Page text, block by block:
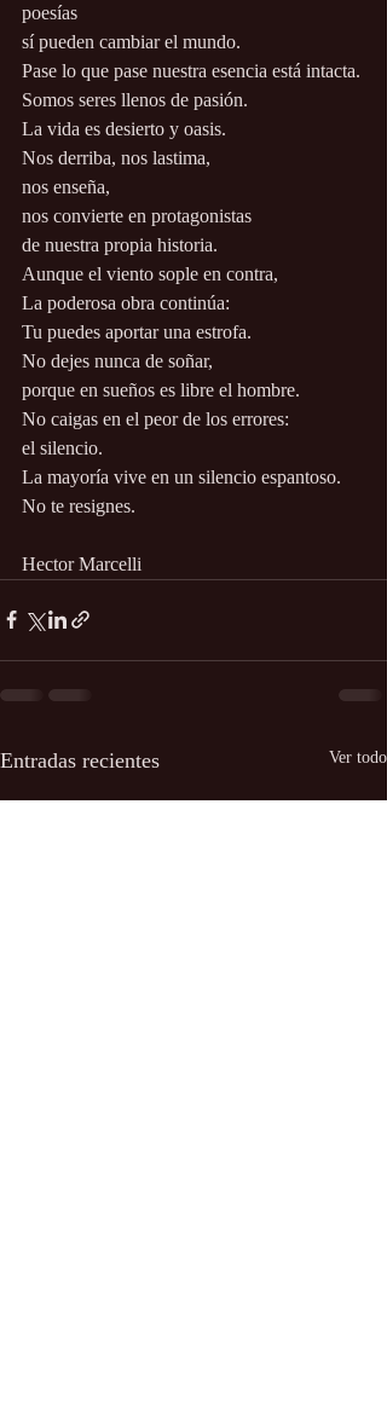
poesías
sí pueden cambiar el mundo.
Pase lo que pase nuestra esencia está intacta.
Somos seres llenos de pasión.
La vida es desierto y oasis.
Nos derriba, nos lastima,
nos enseña,
nos convierte en protagonistas
de nuestra propia historia.
Aunque el viento sople en contra,
La poderosa obra continúa:
Tu puedes aportar una estrofa.
No dejes nunca de soñar,
porque en sueños es libre el hombre.
No caigas en el peor de los errores:
el silencio.
La mayoría vive en un silencio espantoso.
No te resignes.
Hector Marcelli
Entradas recientes Ver todo